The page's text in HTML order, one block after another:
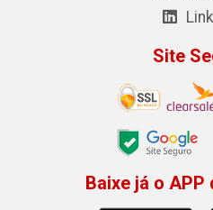
Site
Baixe já o